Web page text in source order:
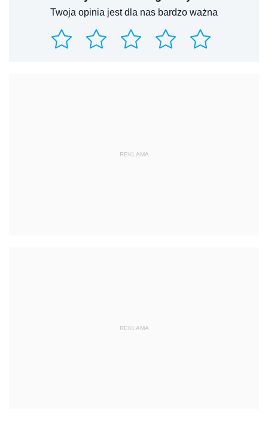
Twoja opinia jest dla nas bardzo ważna
REKLAMA
REKLAMA